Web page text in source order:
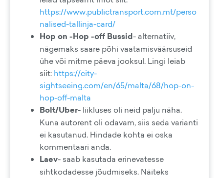
https://www.publictransport.com.mt/perso
nalised-tallinja-card/
Hop on -Hop -off Bussid- alternatiiv,
nägemaks saare põhi vaatamisväärsuseid
ühe või mitme päeva jooksul. Lingi leiab
siit: https://city-
sightseeing.com/en/65/malta/68/hop-on-
hop-off-malta
Bolt/Uber- liikluses oli neid palju näha.
Kuna autorent oli odavam, siis seda varianti
ei kasutanud. Hindade kohta ei oska
kommentaari anda.
Laev- saab kasutada erinevatesse
sihtkodadesse jõudmiseks. Näiteks